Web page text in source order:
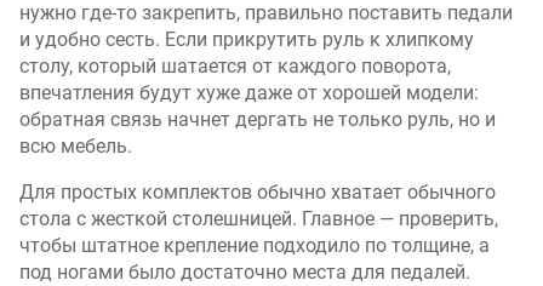
нужно где-то закрепить, правильно поставить педали
и удобно сесть. Если прикрутить руль к хлипкому
столу, который шатается от каждого поворота,
впечатления будут хуже даже от хорошей модели:
обратная связь начнет дергать не только руль, но и
всю мебель.
Для простых комплектов обычно хватает обычного
стола с жесткой столешницей. Главное — проверить,
чтобы штатное крепление подходило по толщине, а
под ногами было достаточно места для педалей.